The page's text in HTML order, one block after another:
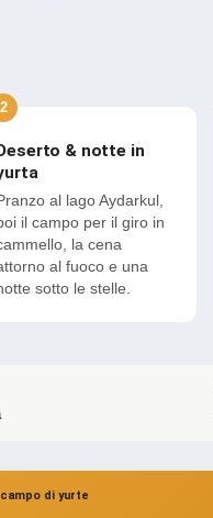
& notte in
al lago Aydarkul,
il campo per il giro in
la cena
al fuoco e una
sotto le stelle.
di yurte